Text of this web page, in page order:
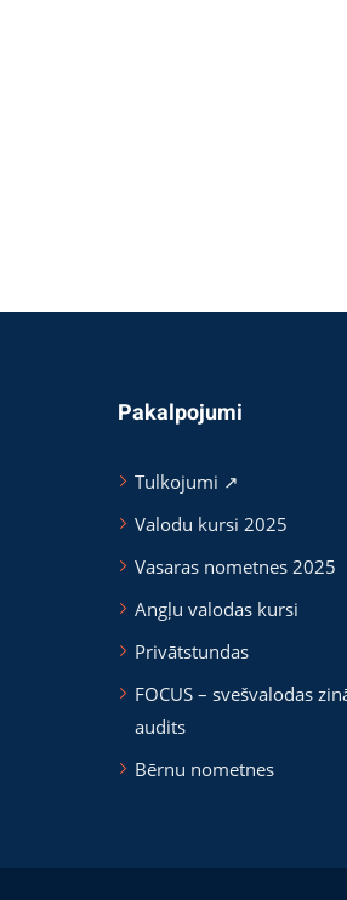
Pakalpojumi
Tulkojumi ↗
Valodu kursi 2025
Vasaras nometnes 2025
Angļu valodas kursi
Privātstundas
FOCUS – svešvalodas
audits
Bērnu nometnes